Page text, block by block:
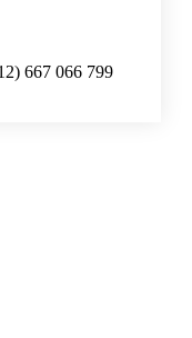
667 066 799